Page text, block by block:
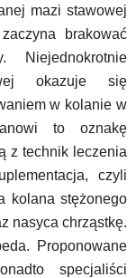
mazi stawowej
brakować
okazuje się
w kolanie w
to oznakę
z technik leczenia
czyli
kolana stężonego
nasyca chrząstkę.
Proponowane
specjaliści